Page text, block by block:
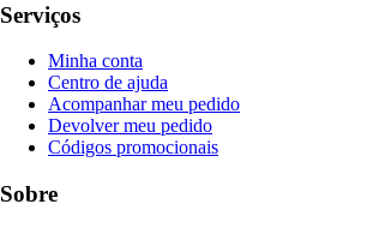
Serviços
Minha conta
Centro de ajuda
Acompanhar meu pedido
Devolver meu pedido
Códigos promocionais
Sobre